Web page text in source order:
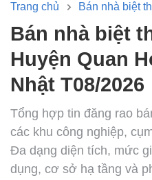
Trang chủ Bán nhà biệt
Bán nhà biệt thự, liền kề
Huyện Quan
Nhật T08/2026
Tổng hợp tin đăng rao
các khu công nghiệp,
Đa dạng diện tích, mức
dụng, cơ sở hạ tầng và